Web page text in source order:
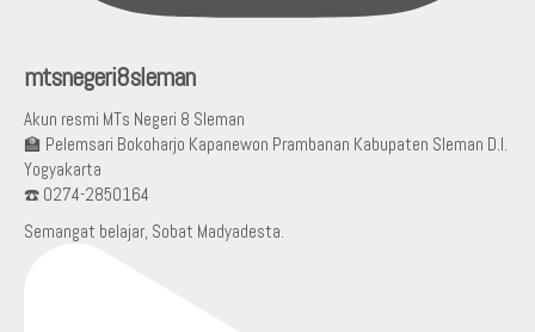
mtsnegeri8sleman
Akun resmi MTs Negeri 8 Sleman
🏫 Pelemsari Bokoharjo Kapanewon Prambanan Kabupaten Sleman D.I.
Yogyakarta
☎️ 0274-2850164
Semangat belajar, Sobat Madyadesta.